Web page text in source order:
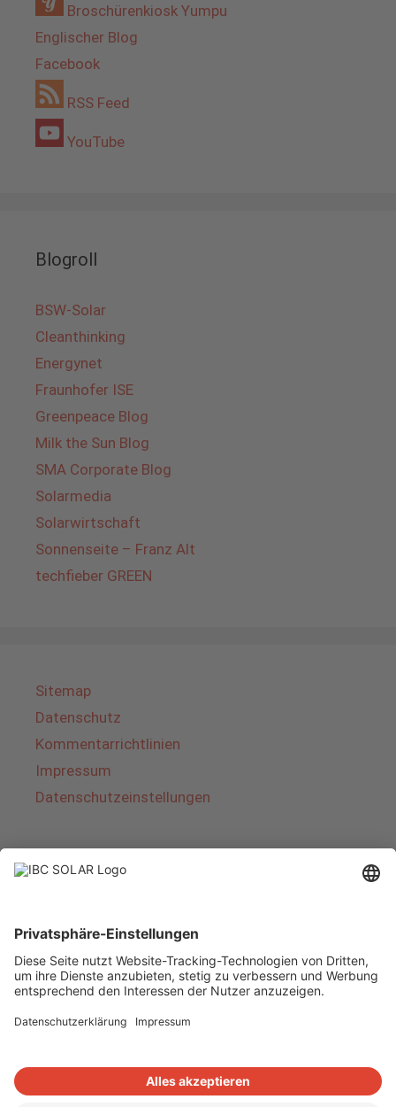
Broschürenkiosk Yumpu
Englischer Blog
Facebook
RSS Feed
YouTube
Blogroll
BSW-Solar
Cleanthinking
Energynet
Fraunhofer ISE
Greenpeace Blog
Milk the Sun Blog
SMA Corporate Blog
Solarmedia
Solarwirtschaft
Sonnenseite – Franz Alt
techfieber GREEN
Sitemap
Datenschutz
Kommentarrichtlinien
Impressum
Datenschutzeinstellungen
Über IBC SOLAR
von Energielösungen und Dienstleistungen im
Bereich Photovoltaik und Speicher. Das
Unternehmen bietet Komplettsysteme an und
deckt das gesamte Spektrum von der Planung
bis zur schlüsselfertigen Übergabe von
Energielösungen für Eigenheime, Gewerbe und
Industrie sowie Solarparks.